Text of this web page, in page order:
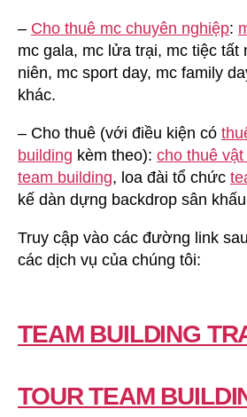
– Cho thuê mc chuyên nghiệp:
mc gala, mc lửa trại, mc tiệc tất
niên, mc sport day, mc family
khác.
– Cho thuê (với điều kiện có
building kèm theo): cho thuê
team building, loa đài tổ chức
kế dàn dựng backdrop sân
Truy cập vào các đường link
các dịch vụ của chúng tôi:
TEAM BUILDING
TOUR TEAM